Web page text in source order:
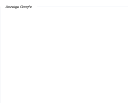
Anzeige Google